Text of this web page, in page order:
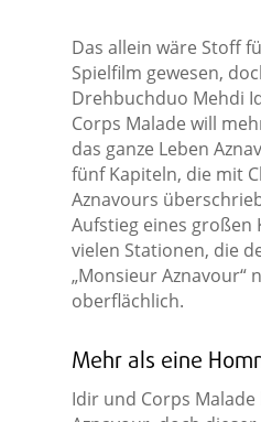
Das allein wäre Stoff
Spielfilm gewesen,
Drehbuchduo Mehdi
Corps Malade will
das ganze Leben
fünf Kapiteln, die mit
Aznavours
Aufstieg eines großen
vielen Stationen, die
„Monsieur Aznavour“
oberflächlich.
Mehr als eine
Idir und Corps Malade